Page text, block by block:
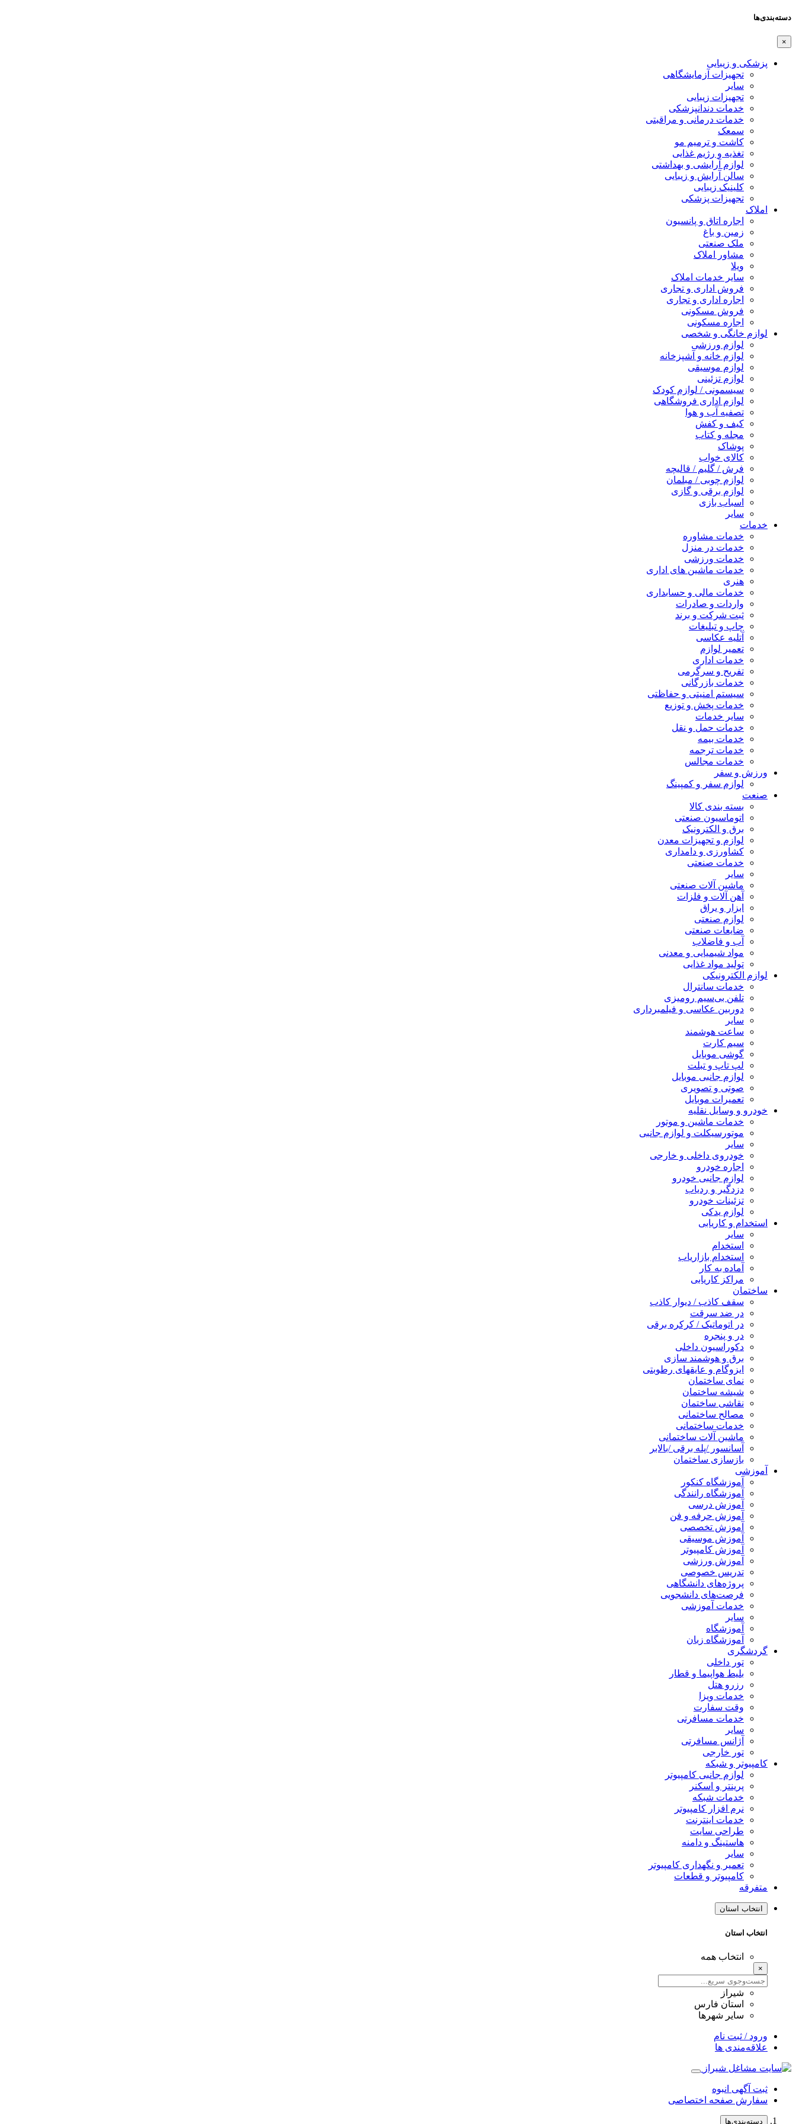
دسته‌بندی‌ها
×
پزشکی و زیبایی
تجهیزات آزمایشگاهی
سایر
تجهیزات زیبایی
خدمات دندانپزشکی
خدمات درمانی و مراقبتی
سمعک
کاشت و ترمیم مو
تغذیه و رژیم غذایی
لوازم آرایشی و بهداشتی
سالن آرایش و زیبایی
کلینیک زیبایی
تجهیزات پزشکی
املاک
اجاره اتاق و پانسیون
زمین و باغ
ملک صنعتی
مشاور املاک
ویلا
سایر خدمات املاک
فروش اداری و تجاری
اجاره اداری و تجاری
فروش مسکونی
اجاره مسکونی
لوازم خانگی و شخصی
لوازم ورزشی
لوازم خانه و آشپزخانه
لوازم موسیقی
لوازم تزئینی
سیسمونی / لوازم کودک
لوازم اداری فروشگاهی
تصفیه آب و هوا
کیف و کفش
مجله و کتاب
پوشاک
کالای خواب
فرش / گلیم / قالیچه
لوازم چوبی / مبلمان
لوازم برقی و گازی
اسباب بازی
سایر
خدمات
خدمات مشاوره
خدمات در منزل
خدمات ورزشی
خدمات ماشین های اداری
هنری
خدمات مالی و حسابداری
واردات و صادرات
ثبت شرکت و برند
چاپ و تبلیغات
آتلیه عکاسی
تعمیر لوازم
خدمات اداری
تفریح و سرگرمی
خدمات بازرگانی
سیستم امنیتی و حفاظتی
خدمات پخش و توزیع
سایر خدمات
خدمات حمل و نقل
خدمات بیمه
خدمات ترجمه
خدمات مجالس
ورزش و سفر
لوازم سفر و کمپینگ
صنعت
بسته بندی کالا
اتوماسیون صنعتی
برق و الکترونیک
لوازم و تجهیزات معدن
کشاورزی و دامداری
خدمات صنعتی
سایر
ماشین آلات صنعتی
آهن آلات و فلزات
ابزار و یراق
لوازم صنعتی
ضایعات صنعتی
آب و فاضلاب
مواد شیمیایی و معدنی
تولید مواد غذایی
لوازم الکترونیکی
خدمات سانترال
تلفن بی‌سیم رومیزی
دوربین عکاسی و فیلمبرداری
سایر
ساعت هوشمند
سیم کارت
گوشی موبایل
لپ تاپ و تبلت
لوازم جانبی موبایل
صوتی و تصویری
تعمیرات موبایل
خودرو و وسایل نقلیه
خدمات ماشین و موتور
موتورسیکلت و لوازم جانبی
سایر
خودروی داخلی و خارجی
اجاره خودرو
لوازم جانبی خودرو
دزدگیر و ردیاب
تزئینات خودرو
لوازم یدکی
استخدام و کاریابی
سایر
استخدام
استخدام بازاریاب
آماده به کار
مراکز کاریابی
ساختمان
سقف کاذب / دیوار کاذب
در ضد سرقت
در اتوماتیک / کرکره برقی
در و پنجره
دکوراسیون داخلی
برق و هوشمند سازی
ایزوگام و عایقهای رطوبتی
نمای ساختمان
شیشه ساختمان
نقاشی ساختمان
مصالح ساختمانی
خدمات ساختمانی
ماشین آلات ساختمانی
آسانسور /پله برقی /بالابر
بازسازی ساختمان
آموزشی
آموزشگاه کنکور
آموزشگاه رانندگی
آموزش درسی
آموزش حرفه و فن
آموزش تخصصی
آموزش موسیقی
آموزش کامپیوتر
آموزش ورزشی
تدریس خصوصی
پروژه‌های دانشگاهی
فرصت‌های دانشجویی
خدمات آموزشی
سایر
آموزشگاه
آموزشگاه زبان
گردشگری
تور داخلی
بلیط هواپیما و قطار
رزرو هتل
خدمات ویزا
وقت سفارت
خدمات مسافرتی
سایر
آژانس مسافرتی
تور خارجی
کامپیوتر و شبکه
لوازم جانبی کامپیوتر
پرینتر و اسکنر
خدمات شبکه
نرم افزار کامپیوتر
خدمات اینترنت
طراحی سایت
هاستینگ و دامنه
سایر
تعمیر و نگهداری کامپیوتر
کامپیوتر و قطعات
متفرقه
انتخاب استان
انتخاب استان
انتخاب همه
×
شیراز
استان فارس
سایر شهرها
ورود / ثبت نام
علاقه‌مندی ها
ثبت آگهی انبوه
سفارش صفحه اختصاصی
دسته‌بندی‌ها